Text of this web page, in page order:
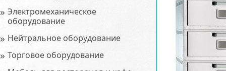
» Электромеханическое
оборудование
» Нейтральное оборудование
» Торговое оборудование